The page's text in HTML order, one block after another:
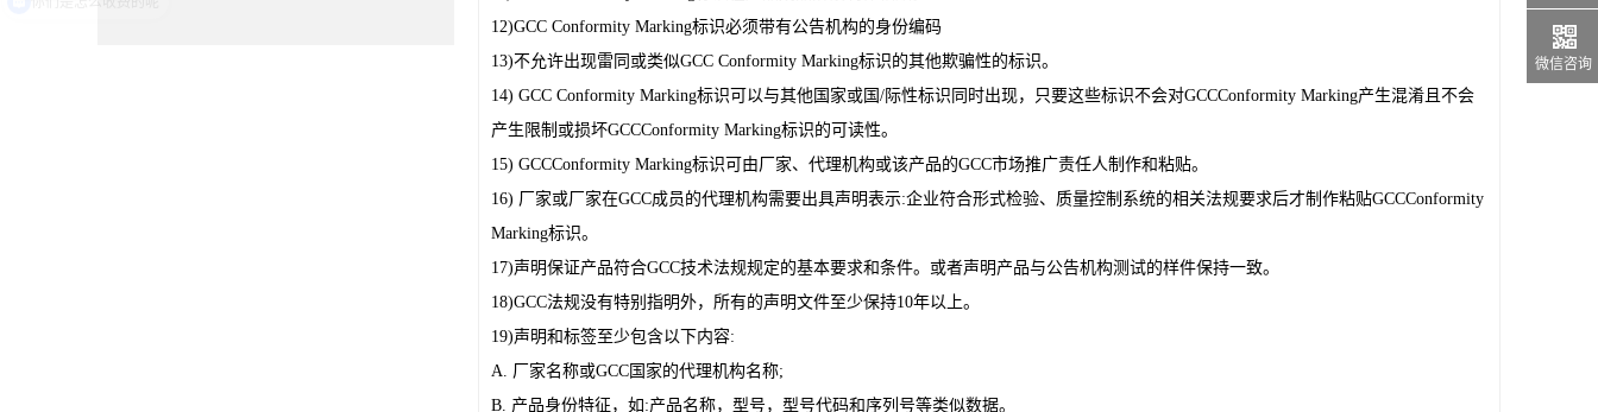
12)GCC Conformity Marking标识必须带有公告机构的身份编码
13)不允许出现雷同或类似GCC Conformity Marking标识的其他欺骗性的标识。
14) GCC Conformity Marking标识可以与其他国家或国/际性标识同时出现，只要这些标识不会对GCCConformity Marking产生混淆且不会
产生限制或损坏GCCConformity Marking标识的可读性。
15) GCCConformity Marking标识可由厂家、代理机构或该产品的GCC市场推广责任人制作和粘贴。
16) 厂家或厂家在GCC成员的代理机构需要出具声明表示:企业符合形式检验、质量控制系统的相关法规要求后才制作粘贴GCCConformity
Marking标识。
17)声明保证产品符合GCC技术法规规定的基本要求和条件。或者声明产品与公告机构测试的样件保持一致。
18)GCC法规没有特别指明外，所有的声明文件至少保持10年以上。
19)声明和标签至少包含以下内容:
A. 厂家名称或GCC国家的代理机构名称;
B. 产品身份特征，如:产品名称，型号，型号代码和序列号等类似数据。
微信咨询